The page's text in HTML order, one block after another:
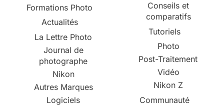
Formations Photo
Actualités
La Lettre Photo
Journal de
photographe
Nikon
Autres Marques
Logiciels
Conseils et
comparatifs
Tutoriels
Photo
Post-Traitement
Vidéo
Nikon Z
Communauté